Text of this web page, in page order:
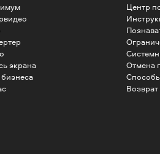
экрана
Центр
Отмена